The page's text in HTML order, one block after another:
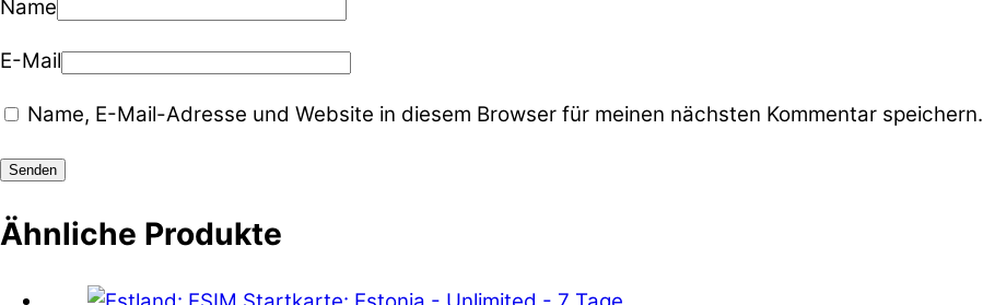
Name
E-Mail
Name, E-Mail-Adresse und Website in diesem Browser für meinen nächsten Kommentar speichern.
Ähnliche Produkte